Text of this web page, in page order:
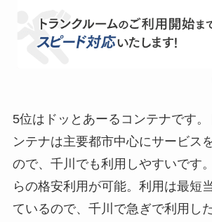
5位はドッとあーるコンテナです
ンテナは主要都市中心にサービス
ので、千川でも利用しやすいです
らの格安利用が可能。利用は最短
ているので、千川で急ぎで利用し